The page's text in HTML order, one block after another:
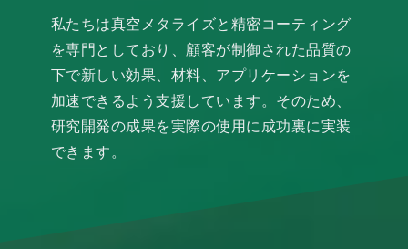
私たちは真空メタライズと精密コーティング
を専門としており、顧客が制御された品質の
下で新しい効果、材料、アプリケーションを
加速できるよう支援しています。そのため、
研究開発の成果を実際の使用に成功裏に実装
できます。